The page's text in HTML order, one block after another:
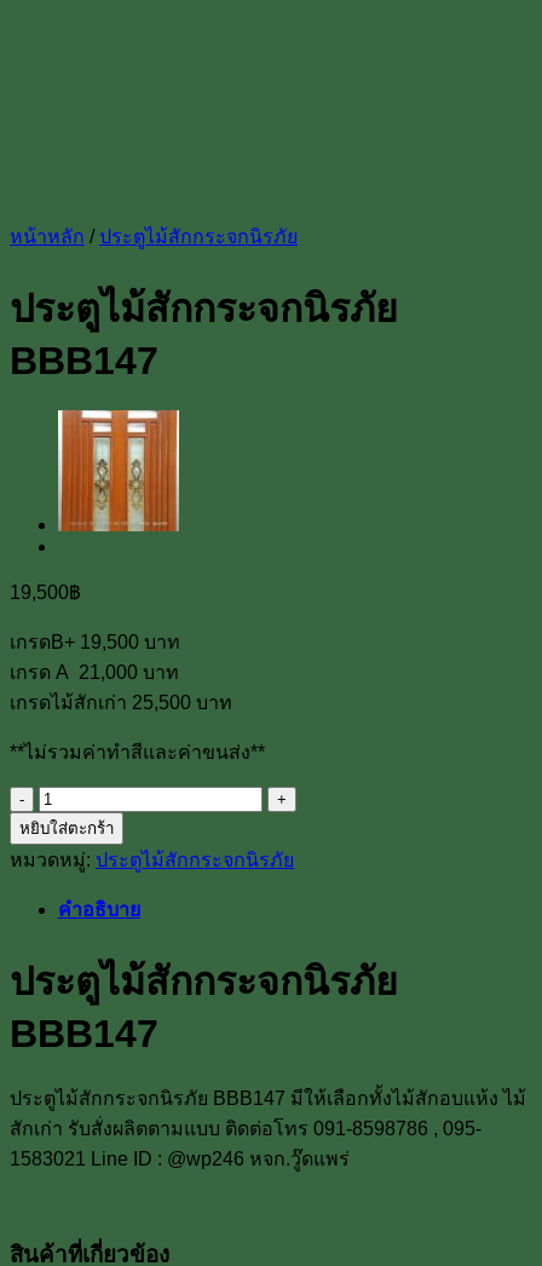
หน้าหลัก / ประตูไม้สักกระจกนิรภัย
ประตูไม้สักกระจกนิรภัย
BBB147
19,500฿
เกรดB+ 19,500 บาท
เกรด A 21,000 บาท
เกรดไม้สักเก่า 25,500 บาท
**ไม่รวมค่าทำสีและค่าขนส่ง**
จำนวน
ประตู
ไม้
กระจก
BBB147
หยิบใส่ตะกร้า
หมวดหมู่: ประตูไม้สักกระจกนิรภัย
คำอธิบาย
ประตูไม้สักกระจกนิรภัย
BBB147
ประตูไม้สักกระจกนิรภัย BBB147 มีให้เลือกทั้งไม้สักอบแห้ง ไม้
สักเก่า รับสั่งผลิตตามแบบ ติดต่อโทร 091-8598786 , 095-
1583021 Line ID : @wp246 หจก.วู๊ดแพร่
สินค้าที่เกี่ยวข้อง